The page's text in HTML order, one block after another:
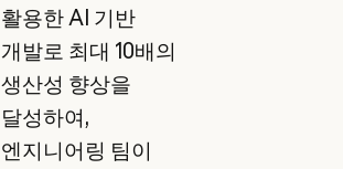
활용한 AI 기반
개발로 최대 10배의
생산성 향상을
달성하여,
엔지니어링 팀이